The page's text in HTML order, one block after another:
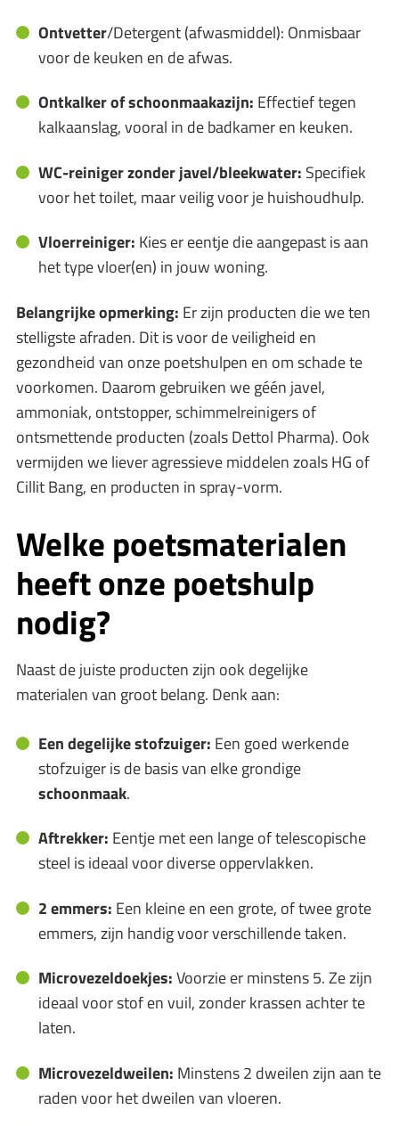
Ontvetter/Detergent (afwasmiddel): Onmisbaar
voor de keuken en de afwas.
Ontkalker of schoonmaakazijn: Effectief tegen
kalkaanslag, vooral in de badkamer en keuken.
WC-reiniger zonder javel/bleekwater: Specifiek
voor het toilet, maar veilig voor je huishoudhulp.
Vloerreiniger: Kies er eentje die aangepast is aan
het type vloer(en) in jouw woning.
Belangrijke opmerking: Er zijn producten die we ten
stelligste afraden. Dit is voor de veiligheid en
gezondheid van onze poetshulpen en om schade te
voorkomen. Daarom gebruiken we géén javel,
ammoniak, ontstopper, schimmelreinigers of
ontsmettende producten (zoals Dettol Pharma). Ook
vermijden we liever agressieve middelen zoals HG of
Cillit Bang, en producten in spray-vorm.
Welkepoetsmaterialen
heeft onze poetshulp
nodig?
Naast de juiste producten zijn ook degelijke
materialen van groot belang. Denk aan:
Een degelijke stofzuiger: Een goed werkende
stofzuiger is de basis van elke grondige
schoonmaak.
Aftrekker: Eentje met een lange of telescopische
steel is ideaal voor diverse oppervlakken.
2 emmers: Een kleine en een grote, of twee grote
emmers, zijn handig voor verschillende taken.
Microvezeldoekjes:Voorzie er minstens 5. Ze zijn
ideaal voor stof en vuil, zonder krassen achter te
laten.
Microvezeldweilen: Minstens 2 dweilen zijn aan te
raden voor het dweilen van vloeren.